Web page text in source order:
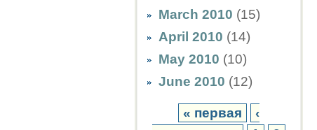
March 2010 (15)
April 2010 (14)
May 2010 (10)
June 2010 (12)
« первая
‹